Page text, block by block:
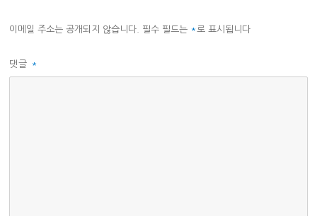
이메일 주소는 공개되지 않습니다. 필수 필드는 * 로 표시됩니다
댓글 *